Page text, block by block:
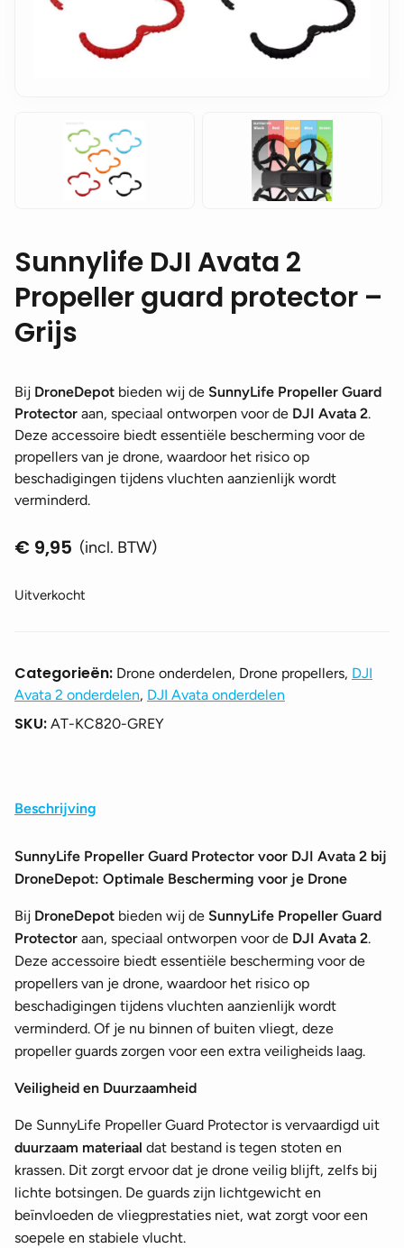
Sunnylife DJI Avata 2
Propeller guard protector –
Grijs
Bij DroneDepot bieden wij de SunnyLife Propeller Guard
Protector aan, speciaal ontworpen voor de DJI Avata 2.
Deze accessoire biedt essentiële bescherming voor de
propellers van je drone, waardoor het risico op
beschadigingen tijdens vluchten aanzienlijk wordt
verminderd.
€ 9,95 (incl. BTW)
Uitverkocht
Categorieën: Drone onderdelen, Drone propellers, DJI
Avata 2 onderdelen, DJI Avata onderdelen
SKU: AT-KC820-GREY
Beschrijving
SunnyLife Propeller Guard Protector voor DJI Avata 2 bij
DroneDepot: Optimale Bescherming voor je Drone
Bij DroneDepot bieden wij de SunnyLife Propeller Guard
Protector aan, speciaal ontworpen voor de DJI Avata 2.
Deze accessoire biedt essentiële bescherming voor de
propellers van je drone, waardoor het risico op
beschadigingen tijdens vluchten aanzienlijk wordt
verminderd. Of je nu binnen of buiten vliegt, deze
propeller guards zorgen voor een extra veiligheids laag.
Veiligheid en Duurzaamheid
De SunnyLife Propeller Guard Protector is vervaardigd uit
duurzaam materiaal dat bestand is tegen stoten en
krassen. Dit zorgt ervoor dat je drone veilig blijft, zelfs bij
lichte botsingen. De guards zijn lichtgewicht en
beïnvloeden de vliegprestaties niet, wat zorgt voor een
soepele en stabiele vlucht.